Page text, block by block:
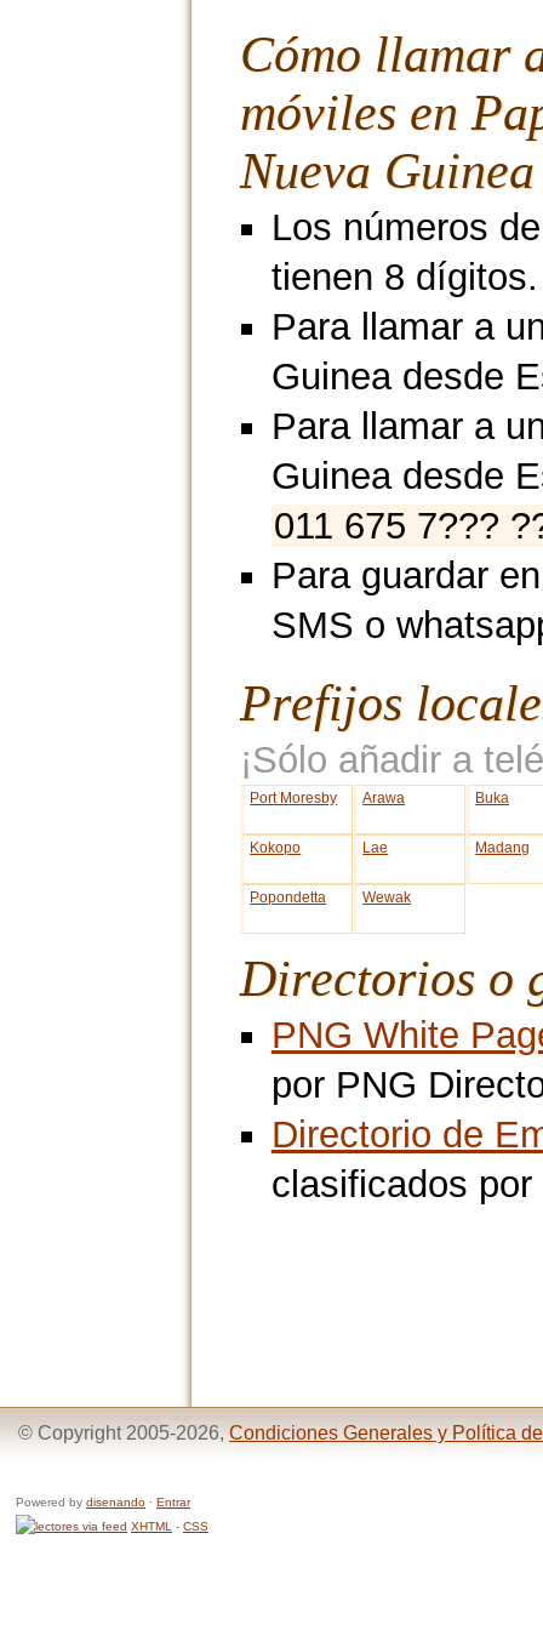
Cómo llamar
móviles en
Nueva Guinea
Los números
tienen 8 dígitos.
Para llamar a
Guinea desde
Para llamar a
Guinea desde
011 675 7???
Para guardar
SMS o
Prefijos
¡Sólo añadir a
Port Moresby Arawa Buka
Kokopo Lae Madang
Popondetta Wewak
Directorios o
PNG White
por PNG
Directorio de
clasificados
© Copyright 2005-2026, Condiciones Generales y Política
Powered by disenando · Entrar
XHTML
- CSS